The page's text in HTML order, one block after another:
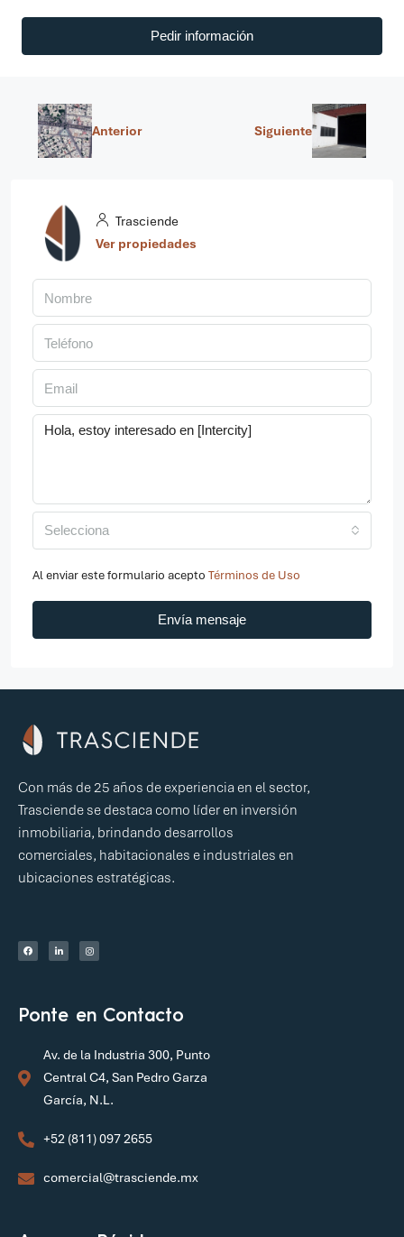
Pedir información
Anterior Siguiente
Trasciende
Ver propiedades
Selecciona
Al enviar este formulario acepto Términos de Uso
Envía mensaje
Con más de 25 años de experiencia en el sector,
Trasciende se destaca como líder en inversión
inmobiliaria, brindando desarrollos
comerciales, habitacionales e industriales en
ubicaciones estratégicas.
Ponte en Contacto
Av. de la Industria 300, Punto
Central C4, San Pedro Garza
García, N.L.
+52 (811) 097 2655
comercial@trasciende.mx